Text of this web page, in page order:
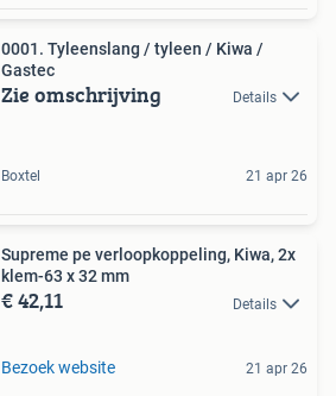
0001. Tyleenslang / tyleen / Kiwa /
Gastec
Zie omschrijving Details
Boxtel 21 apr 26
Supreme pe verloopkoppeling, Kiwa, 2x
klem-63 x 32 mm
€ 42,11 Details
Bezoek website 21 apr 26